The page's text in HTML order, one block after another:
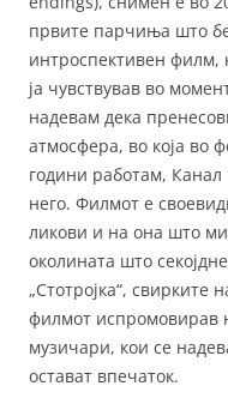
првите парчиња што
интроспективен филм,
ја чувствував во
надевам дека
атмосфера, во која во
години работам, Канал
него. Филмот е
ликови и на она што ми
околината што
„Стотројка“,
филмот испромовирав
музичари, кои се
остават впечаток.